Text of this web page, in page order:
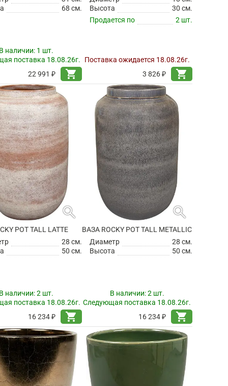
68 см.
наличии: 1 шт.
поставка 18.08.26г.
22 991 ₽
shopping_cart
Высота
30 см.
Продается по
2 шт.
Поставка ожидается 18.08.26г.
3 826 ₽
shopping_cart
search
POT TALL LATTE
28 см.
50 см.
наличии:2 шт.
поставка 18.08.26г.
16 234 ₽
shopping_cart
search
ВАЗА ROCKY POT TALL METALLIC
Диаметр
28 см.
Высота
50 см.
В наличии:2 шт.
Следующая поставка 18.08.26г.
16 234 ₽
shopping_cart